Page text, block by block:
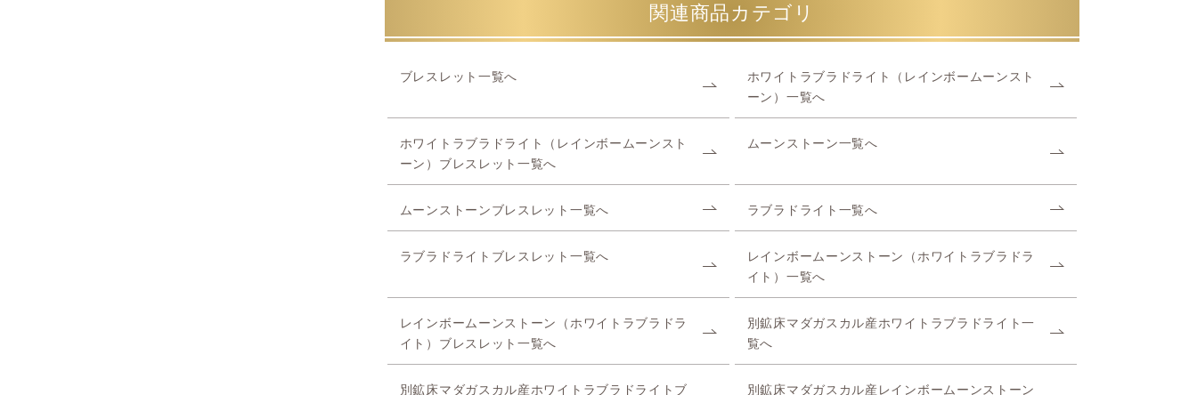
関連商品カテゴリ
ブレスレット一覧へ
ホワイトラブラドライト（レインボームーンスト
ーン）一覧へ
ホワイトラブラドライト（レインボームーンスト
ーン）ブレスレット一覧へ
ムーンストーン一覧へ
ムーンストーンブレスレット一覧へ ラブラドライト一覧へ
ラブラドライトブレスレット一覧へ
レインボームーンストーン（ホワイトラブラドラ
イト）一覧へ
レインボームーンストーン（ホワイトラブラドラ
イト）ブレスレット一覧へ
別鉱床マダガスカル産ホワイトラブラドライト一
覧へ
別鉱床マダガスカル産ホワイトラブラドライトブ 別鉱床マダガスカル産レインボームーンストーン